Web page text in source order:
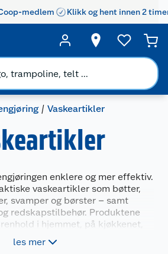
medlem Klikk og hent innen 2
Vaskeartikler
enklere og mer effektiv.
vaskeartikler som bøtter,
svamper og børster – samt
redskapstilbehør. Produktene
i hjemmet, på kjøkkenet,
Du kan velge mellom enkle
systemer for ulike behov og
les mer